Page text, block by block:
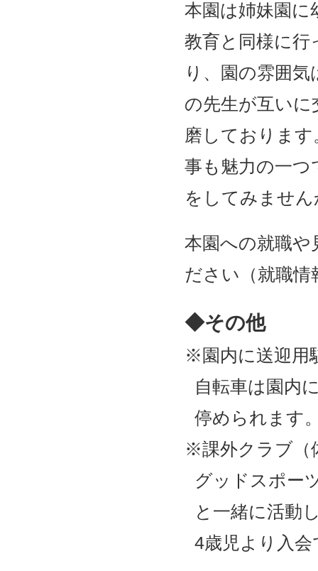
本園は姉妹園に
教育と同様に行
り、園の雰囲
の先生が互いに
磨しておりま
事も魅力の一つ
をしてみません
本園への就職や
ださい（就職
◆その他
※園内に送迎用
自転車は園内
停められます
※課外クラブ（
グッドスポー
と一緒に活動
4歳児より入